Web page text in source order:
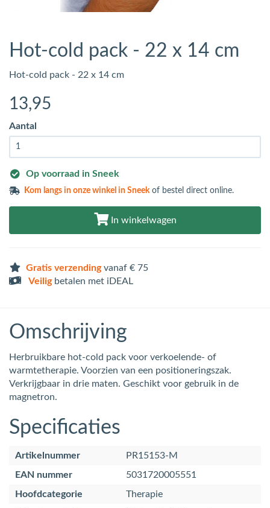
Hot-cold pack - 22 x 14 cm
Hot-cold pack - 22 x 14 cm
13,95
Aantal
Op voorraad in Sneek
Kom langs inonze winkel in Sneekof bestel direct online.
In winkelwagen
Gratis verzendingvanaf € 75
Veiligbetalen met iDEAL
Omschrijving
Herbruikbare hot-cold pack voor verkoelende- of
warmtetherapie. Voorzien van een positioneringszak.
Verkrijgbaar in drie maten. Geschikt voor gebruik in de
magnetron.
Specificaties
Artikelnummer
PR15153-M
EAN nummer
5031720005551
Hoofdcategorie
Therapie